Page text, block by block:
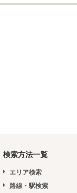
検索方法一覧
エリア検索
路線・駅検索